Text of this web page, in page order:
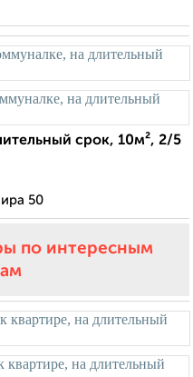
срок, 10м², 2/5
50
по интересным